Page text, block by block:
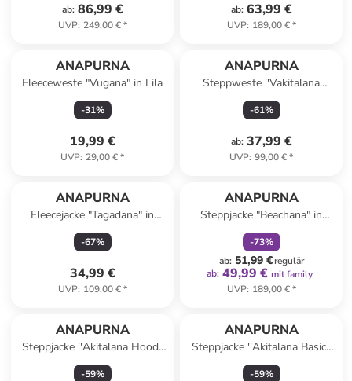
ab: 86,99 €
UVP: 249,00 €*
ab: 63,99 €
UVP: 189,00 €*
ANAPURNA
Fleeceweste "Vugana" in Lila
-31%
19,99 €
UVP: 29,00 €*
ANAPURNA
Steppweste ''Vakitalana
Long'' in Beige
-61%
ab: 37,99 €
UVP: 99,00 €*
ANAPURNA
Fleecejacke "Tagadana" in
Grau
-67%
34,99 €
UVP: 109,00 €*
ANAPURNA
Steppjacke "Beachana" in
Schwarz
-73%
ab: 51,99 €regulär
ab: 49,99 € mit family
UVP: 189,00 €*
ANAPURNA
Steppjacke ''Akitalana Hood''
in Mint
-59%
ANAPURNA
Steppjacke ''Akitalana Basic''
in Beige
-59%